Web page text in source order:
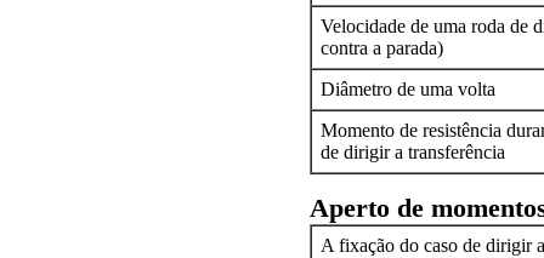
Velocidade de uma roda de
contra a parada)
Diâmetro de uma volta
Momento de resistência
de dirigir a transferência
Aperto de
A fixação do caso de dirigir